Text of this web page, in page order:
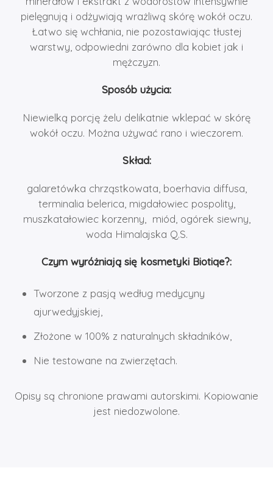
pielęgnują i odżywiają wrażliwą skórę wokół oczu.
Łatwo się wchłania, nie pozostawiając tłustej
warstwy, odpowiedni zarówno dla kobiet jak i
mężczyzn.
Sposób użycia:
Niewielką porcję żelu delikatnie wklepać w skórę
wokół oczu. Można używać rano i wieczorem.
Skład:
galaretówka chrząstkowata, boerhavia diffusa,
terminalia belerica, migdałowiec pospolity,
muszkatałowiec korzenny, miód, ogórek siewny,
woda Himalajska Q.S.
Czym wyróżniają się kosmetyki Biotiqe?:
Tworzone z pasją według medycyny
ajurwedyjskiej,
Złożone w 100% z naturalnych składników,
Nie testowane na zwierzętach.
Opisy są chronione prawami autorskimi. Kopiowanie
jest niedozwolone.